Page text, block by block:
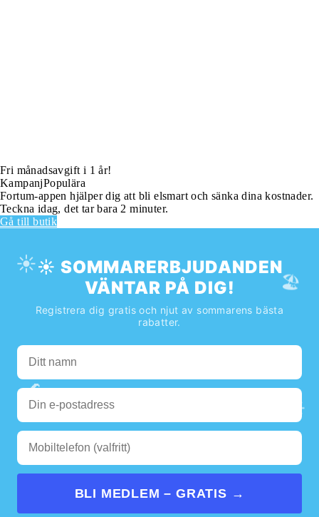
Fri månadsavgift i 1 år!
KampanjPopulära
Fortum-appen hjälper dig att bli elsmart och sänka dina kostnader.
Teckna idag, det tar bara 2 minuter.
Gå till butik
☀️
🏖️
🌊
☀️
☀️ SOMMARERBJUDANDEN
VÄNTAR PÅ DIG!
Registrera dig gratis och njut av sommarens bästa
rabatter.
BLI MEDLEM – GRATIS →